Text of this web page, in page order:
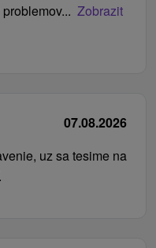
Zobrazit
07.08.2026
uz sa tesime na